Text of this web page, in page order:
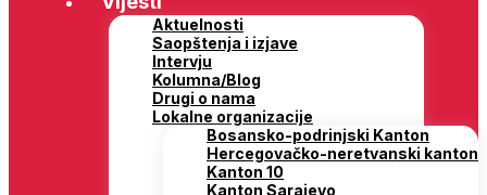
Aktuelnosti
Saopštenja i izjave
Intervju
Kolumna/Blog
Drugi o nama
Lokalne organizacije
Bosansko-podrinjski Kanton
Hercegovačko-neretvanski kanton
Kanton 10
Kanton Sarajevo